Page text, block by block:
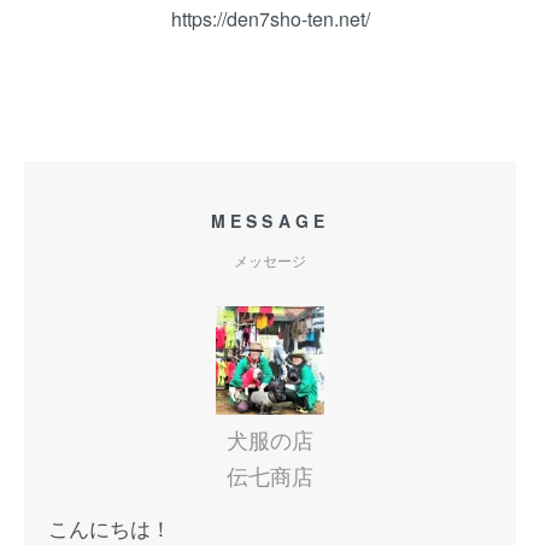
https://den7sho-ten.net/
MESSAGE
メッセージ
犬服の店
伝七商店
こんにちは！